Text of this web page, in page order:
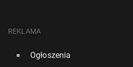
REKLAMA
Ogłoszenia